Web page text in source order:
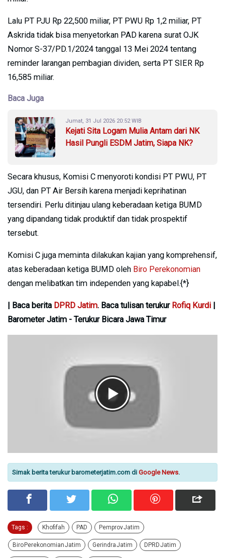
Lalu PT PJU Rp 22,500 miliar, PT PWU Rp 1,2 miliar, PT
Askrida tidak bisa menyetorkan PAD karena surat OJK
Nomor S-37/PD.1/2024 tanggal 13 Mei 2024 tentang
reminder larangan pembagian dividen, serta PT SIER Rp
16,585 miliar.
Baca Juga
Jumat, 31 Jul 2026 20:52 WIB
Kejati Sita Logam Mulia Antam dari NK
Hasil Pungli ESDM Jatim, Siapa NK?
Secara khusus, Komisi C menyoroti kondisi PT PWU, PT
JGU, dan PT Air Bersih karena menjadi keprihatinan
tersendiri. Perlu ditinjau ulang keberadaan ketiga BUMD
yang dipandang tidak produktif dan tidak prospektif
tersebut.
Komisi C juga meminta dilakukan kajian yang komprehensif,
atas keberadaan ketiga BUMD oleh Biro Perekonomian
dengan melibatkan tim independen yang kapabel.{*}
| Baca berita DPRD Jatim. Baca tulisan terukur Rofiq Kurdi |
Barometer Jatim - Terukur Bicara Jawa Timur
Simak berita terukur barometerjatim.com di Google News.
Tags : Khofifah PAD Pemprov Jatim
Biro Perekonomian Jatim Gerindra Jatim DPRD Jatim